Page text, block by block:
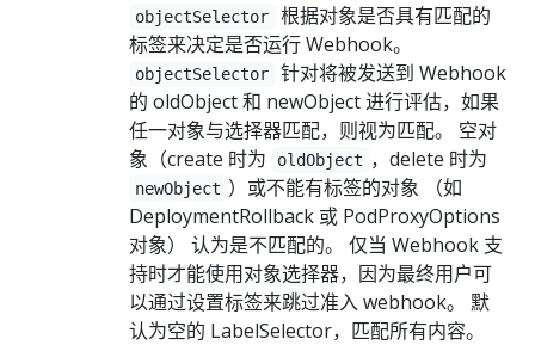
objectSelector
根据对象是否具有匹配的
标签来决定是否运行 Webhook。
objectSelector
针对将被发送到 Webhook
的 oldObject 和 newObject 进行评估，如果
任一对象与选择器匹配，则视为匹配。 空对
象（create 时为
oldObject ，delete 时为
newObject ）或不能有标签的对象 （如
DeploymentRollback 或 PodProxyOptions
对象） 认为是不匹配的。 仅当 Webhook 支
持时才能使用对象选择器，因为最终用户可
以通过设置标签来跳过准入 webhook。 默
认为空的 LabelSelector，匹配所有内容。